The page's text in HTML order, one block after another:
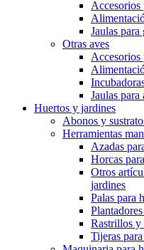
Accesorios
Jaulas para
Otras aves
Accesorios
Jaulas para
Huertos y jardines
Abonos y
Herramientas
Azadas
Horcas
Otros
jardines
Palas para
Rastrillos y
Tijeras